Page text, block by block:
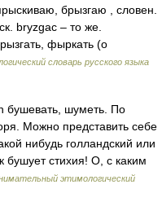
брызгаю , словен.
bryzgac – то же.
фыркать (о
словарь русского языка
бушевать, шуметь. По
Можно представить себе
нибудь голландский или
бушует стихия! О, с каким
этимологический